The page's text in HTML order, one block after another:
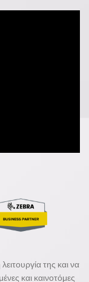
της και να
και καινοτόμες